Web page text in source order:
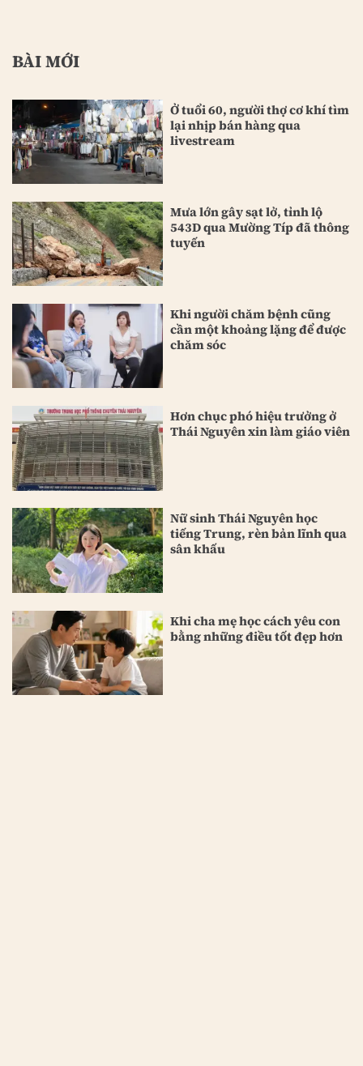
BÀI MỚI
Ở tuổi 60, người thợ cơ khí tìm
lại nhịp bán hàng qua
livestream
Mưa lớn gây sạt lở, tỉnh lộ
543D qua Mường Típ đã thông
tuyến
Khi người chăm bệnh cũng
cần một khoảng lặng để được
chăm sóc
Hơn chục phó hiệu trưởng ở
Thái Nguyên xin làm giáo viên
Nữ sinh Thái Nguyên học
tiếng Trung, rèn bản lĩnh qua
sân khấu
Khi cha mẹ học cách yêu con
bằng những điều tốt đẹp hơn